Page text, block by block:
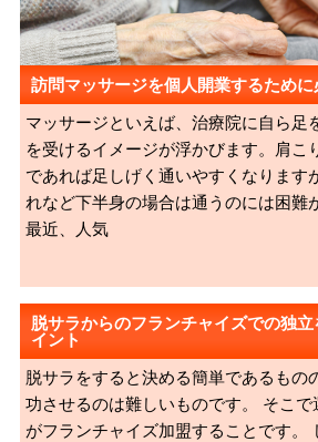
訪問マッサージを個人開業するために
マッサージといえば、治療院に自ら足
を受けるイメージが浮かびます。肩こ
であれば足しげく通いやすくなります
れなど下半身の場合は通うのには困難
最近、人気
脱サラからのフランチャイズでの独
イント
脱サラをすると決める簡単であるもの
功させるのは難しいものです。 そこ
がフランチャイズ加盟することです。